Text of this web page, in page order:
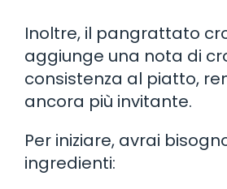
Inoltre, il pangrattato
aggiunge una nota di
consistenza al piatto,
ancora più invitante.
Per iniziare, avrai
ingredienti: